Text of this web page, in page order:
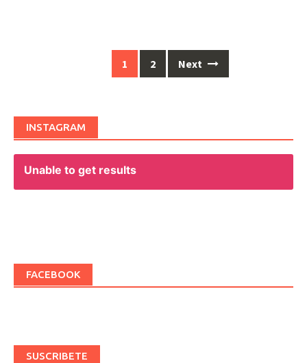
1 2 Next
INSTAGRAM
Unable to get results
FACEBOOK
SUSCRIBETE